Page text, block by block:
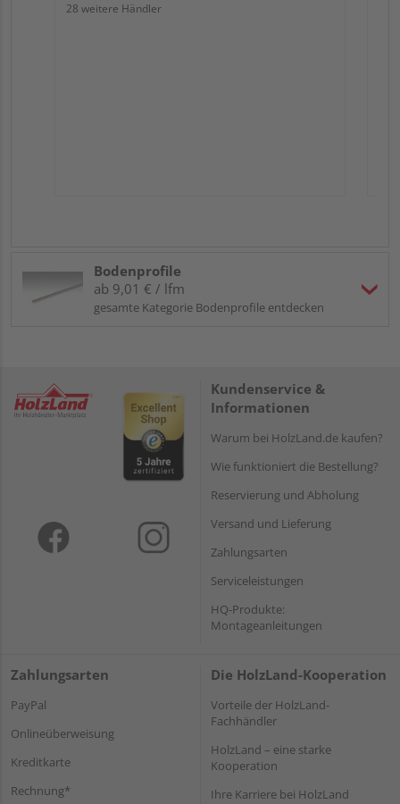
28 weitere Händler
Bodenprofile
ab 9,01 € / lfm
gesamte Kategorie Bodenprofile entdecken
Kundenservice &
Informationen
Warum bei HolzLand.de kaufen?
Wie funktioniert die Bestellung?
Reservierung und Abholung
Versand und Lieferung
Zahlungsarten
Serviceleistungen
HQ-Produkte:
Montageanleitungen
Zahlungsarten
PayPal
Onlineüberweisung
Kreditkarte
Rechnung*
Die HolzLand-Kooperation
Vorteile der HolzLand-
Fachhändler
HolzLand – eine starke
Kooperation
Ihre Karriere bei HolzLand